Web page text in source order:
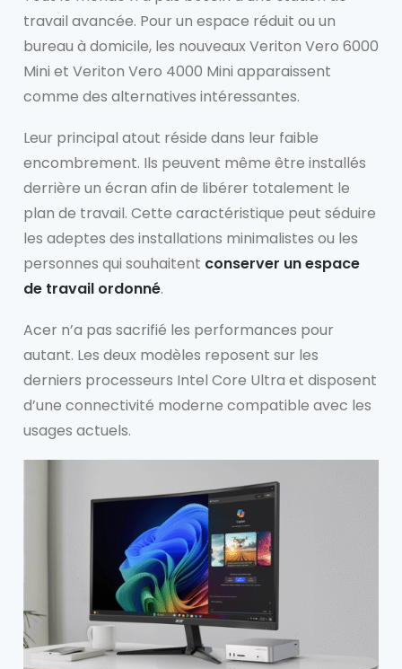
travail avancée. Pour un espace réduit ou un
bureau à domicile, les nouveaux Veriton Vero 6000
Mini et Veriton Vero 4000 Mini apparaissent
comme des alternatives intéressantes.
Leur principal atout réside dans leur faible
encombrement. Ils peuvent même être installés
derrière un écran afin de libérer totalement le
plan de travail. Cette caractéristique peut séduire
les adeptes des installations minimalistes ou les
personnes qui souhaitent conserver un espace
de travail ordonné.
Acer n’a pas sacrifié les performances pour
autant. Les deux modèles reposent sur les
derniers processeurs Intel Core Ultra et disposent
d’une connectivité moderne compatible avec les
usages actuels.